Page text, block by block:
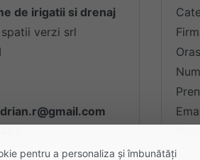
de irigatii si drenaj
verzi srl
pentru a personaliza și îmbunătăți